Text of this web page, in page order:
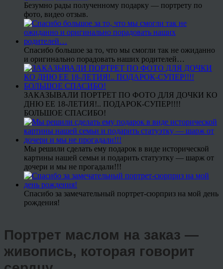
Безумно рады полученному подарку — портрету по
фото, видео отзыв.
Спасибо большое за то, что мы смогли так не ожиданно
и оригинально порадовать наших родителей…
ЗАКАЗЫВАЛИ ПОРТРЕТ ПО ФОТО ДЛЯ ДОЧКИ КО
ДНЮ ЕЕ 18-ЛЕТИЯ!.. ПОДАРОК-СУПЕР!!!!
БОЛЬШОЕ СПАСИБО!
Мы решили сделать ему подарок в виде исторической
картины нашей семьи и подарить статуэтку — шарж от
дочери и мы не прогадали!!!
Спасибо за замечательный портрет-сюрприз на мой день
рождения!
Портрет маслом на заказ —
живопись, которая говорит